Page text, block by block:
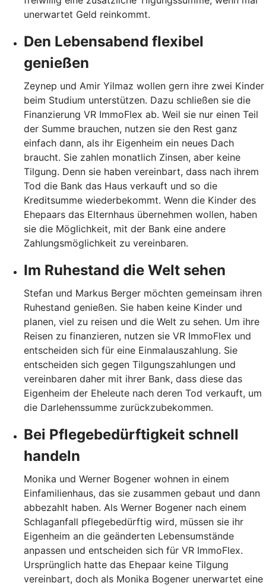
unerwartet Geld reinkommt.
Den Lebensabend flexibel
genießen
Zeynep und Amir Yilmaz wollen gern ihre zwei Kinder
beim Studium unterstützen. Dazu schließen sie die
Finanzierung VR ImmoFlex ab. Weil sie nur einen Teil
der Summe brauchen, nutzen sie den Rest ganz
einfach dann, als ihr Eigenheim ein neues Dach
braucht. Sie zahlen monatlich Zinsen, aber keine
Tilgung. Denn sie haben vereinbart, dass nach ihrem
Tod die Bank das Haus verkauft und so die
Kreditsumme wiederbekommt. Wenn die Kinder des
Ehepaars das Elternhaus übernehmen wollen, haben
sie die Möglichkeit, mit der Bank eine andere
Zahlungsmöglichkeit zu vereinbaren.
Im Ruhestand die Welt sehen
Stefan und Markus Berger möchten gemeinsam ihren
Ruhestand genießen. Sie haben keine Kinder und
planen, viel zu reisen und die Welt zu sehen. Um ihre
Reisen zu finanzieren, nutzen sie VR ImmoFlex und
entscheiden sich für eine Einmalauszahlung. Sie
entscheiden sich gegen Tilgungszahlungen und
vereinbaren daher mit ihrer Bank, dass diese das
Eigenheim der Eheleute nach deren Tod verkauft, um
die Darlehenssumme zurückzubekommen.
Bei Pflegebedürftigkeit schnell
handeln
Monika und Werner Bogener wohnen in einem
Einfamilienhaus, das sie zusammen gebaut und dann
abbezahlt haben. Als Werner Bogener nach einem
Schlaganfall pflegebedürftig wird, müssen sie ihr
Eigenheim an die geänderten Lebensumstände
anpassen und entscheiden sich für VR ImmoFlex.
Ursprünglich hatte das Ehepaar keine Tilgung
vereinbart, doch als Monika Bogener unerwartet eine